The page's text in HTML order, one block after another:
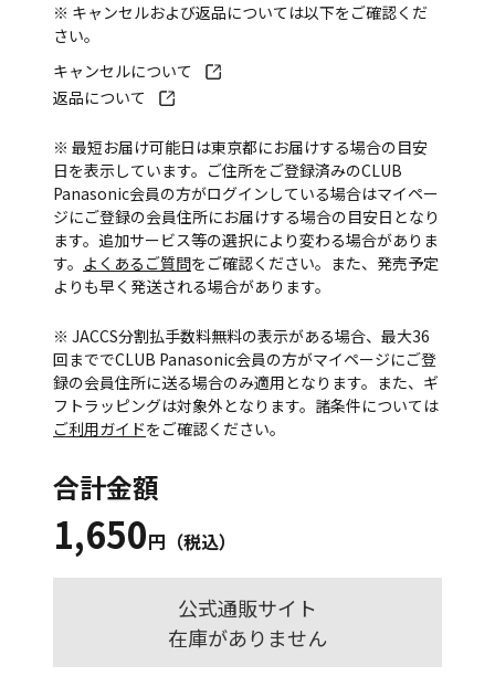
※ キャンセルおよび返品については以下をご確認くだ
さい。
キャンセルについて
返品について
※ 最短お届け可能日は東京都にお届けする場合の目安
日を表示しています。ご住所をご登録済みのCLUB
Panasonic会員の方がログインしている場合はマイペー
ジにご登録の会員住所にお届けする場合の目安日となり
ます。追加サービス等の選択により変わる場合がありま
す。 よくあるご質問をご確認ください。また、発売予定
よりも早く発送される場合があります。
※ JACCS分割払手数料無料の表示がある場合、最大36
回まででCLUB Panasonic会員の方がマイページにご登
録の会員住所に送る場合のみ適用となります。また、ギ
フトラッピングは対象外となります。諸条件については
ご利用ガイドをご確認ください。
合計金額
1,650円（税込）
公式通販サイト
在庫がありません